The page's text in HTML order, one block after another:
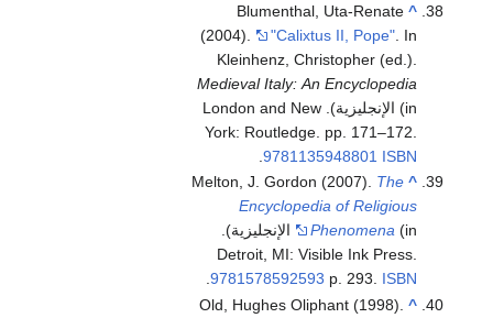
^
Blumenthal, Uta-Renate
(2004).
"Calixtus II, Pope" . In
Kleinhenz, Christopher (ed.).
Medieval Italy: An Encyclopedia
(in الإنجليزية). London and New
York: Routledge. pp. 171–172.
ISBN
9781135948801
.
^
Melton, J. Gordon (2007). The
Encyclopedia of Religious
Phenomena
(in الإنجليزية).
Detroit, MI: Visible Ink Press.
p. 293. ISBN
9781578592593
.
^
Old, Hughes Oliphant (1998).